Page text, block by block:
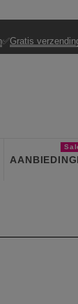
✅Gratis